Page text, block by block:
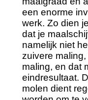
een enorme
werk. Zo dien
dat je
namelijk niet
zuivere
maling, en dat
eindresultaat.
molen dient